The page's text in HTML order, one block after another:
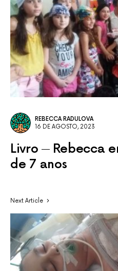
REBECCA RADULOVA
16 DE AGOSTO, 2023
Livro
Rebecca
de 7 anos
Next Article